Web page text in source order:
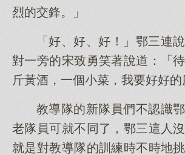
烈的交鋒。」
「好、好、好！」鄂三連
對一旁的宋致勇笑著說道：「
斤黃酒，一個小菜，我要好好的
教導隊的新隊員們不認識
老隊員可就不同了，鄂三這人
就是對教導隊的訓練時不時地